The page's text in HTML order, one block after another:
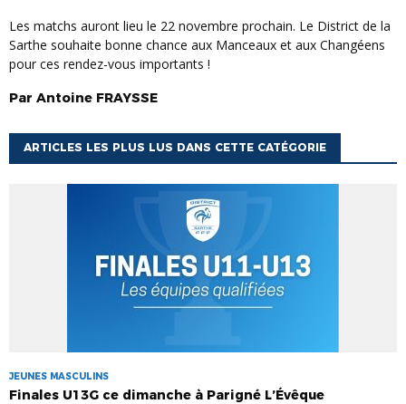
Les matchs auront lieu le 22 novembre prochain. Le District de la
Sarthe souhaite bonne chance aux Manceaux et aux Changéens
pour ces rendez-vous importants !
Par Antoine FRAYSSE
ARTICLES LES PLUS LUS DANS CETTE CATÉGORIE
JEUNES MASCULINS
Finales U13G ce dimanche à Parigné L’Évêque